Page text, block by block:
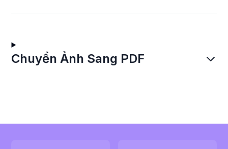
Chuyển Ảnh Sang PDF